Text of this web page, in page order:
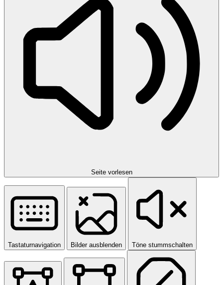
Seite vorlesen
Tastaturnavigation Bilder ausblenden Töne stummschalten